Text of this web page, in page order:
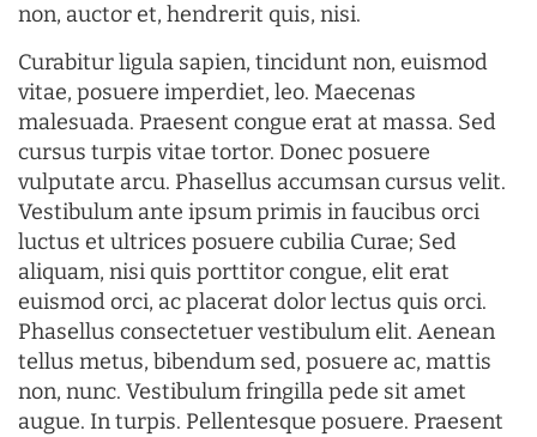
non, auctor et, hendrerit quis, nisi.
Curabitur ligula sapien, tincidunt non, euismod
vitae, posuere imperdiet, leo. Maecenas
malesuada. Praesent congue erat at massa. Sed
cursus turpis vitae tortor. Donec posuere
vulputate arcu. Phasellus accumsan cursus velit.
Vestibulum ante ipsum primis in faucibus orci
luctus et ultrices posuere cubilia Curae; Sed
aliquam, nisi quis porttitor congue, elit erat
euismod orci, ac placerat dolor lectus quis orci.
Phasellus consectetuer vestibulum elit. Aenean
tellus metus, bibendum sed, posuere ac, mattis
non, nunc. Vestibulum fringilla pede sit amet
augue. In turpis. Pellentesque posuere. Praesent